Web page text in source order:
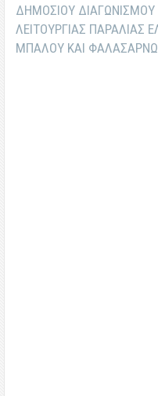
ΔΗΜΟΣΙΟΥ ΔΙΑΓΩΝΙΣΜΟΥ
ΛΕΙΤΟΥΡΓΙΑΣ ΠΑΡΑΛΙΑΣ
ΜΠΑΛΟΥ ΚΑΙ